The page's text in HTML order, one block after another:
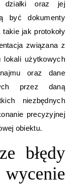
działki oraz jej
być dokumenty
jak protokoły
związana z
lokali użytkowych
oraz dane
przez daną
niezbędnych
precyzyjnej
obiektu.
błędy